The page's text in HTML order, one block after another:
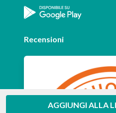
AGGIUNGI ALLA
Recensioni